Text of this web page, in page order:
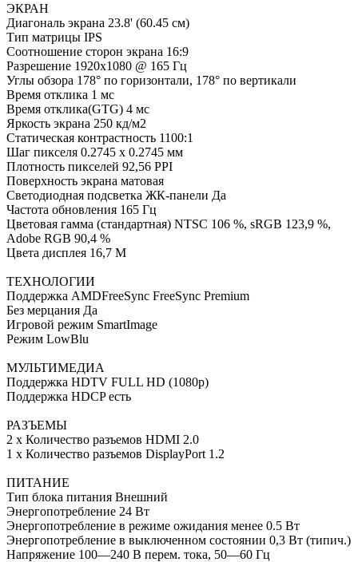
ЭКРАН
Диагональ экрана 23.8' (60.45 см)
Тип матрицы IPS
Соотношение сторон экрана 16:9
Разрешение 1920x1080 @ 165 Гц
Углы обзора 178° по горизонтали, 178° по вертикали
Время отклика 1 мс
Время отклика(GTG) 4 мс
Яркость экрана 250 кд/м2
Статическая контрастность 1100:1
Шаг пикселя 0.2745 х 0.2745 мм
Плотность пикселей 92,56 PPI
Поверхность экрана матовая
Светодиодная подсветка ЖК-панели Да
Частота обновления 165 Гц
Цветовая гамма (стандартная) NTSC 106 %, sRGB 123,9 %,
Adobe RGB 90,4 %
Цвета дисплея 16,7 M
ТЕХНОЛОГИИ
Поддержка AMDFreeSync FreeSync Premium
Без мерцания Да
Игровой режим SmartImage
Режим LowBlu
МУЛЬТИМЕДИА
Поддержка HDTV FULL HD (1080p)
Поддержка HDCP есть
РАЗЪЕМЫ
2 х Количество разъемов HDMI 2.0
1 х Количество разъемов DisplayPort 1.2
ПИТАНИЕ
Тип блока питания Внешний
Энергопотребление 24 Вт
Энергопотребление в режиме ожидания менее 0.5 Вт
Энергопотребление в выключенном состоянии 0,3 Вт (типич.)
Напряжение 100—240 В перем. тока, 50—60 Гц